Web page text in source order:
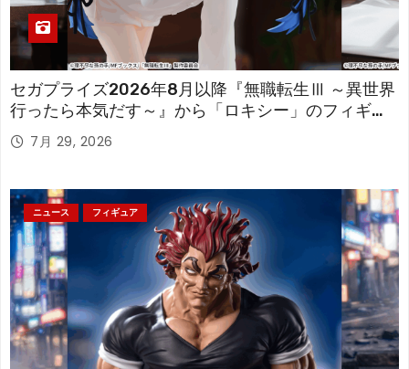
セガプライズ2026年8月以降『無職転生Ⅲ ～異世界
行ったら本気だす～』から「ロキシー」のフィギュ
アが登場！
7月 29, 2026
ニュース フィギュア